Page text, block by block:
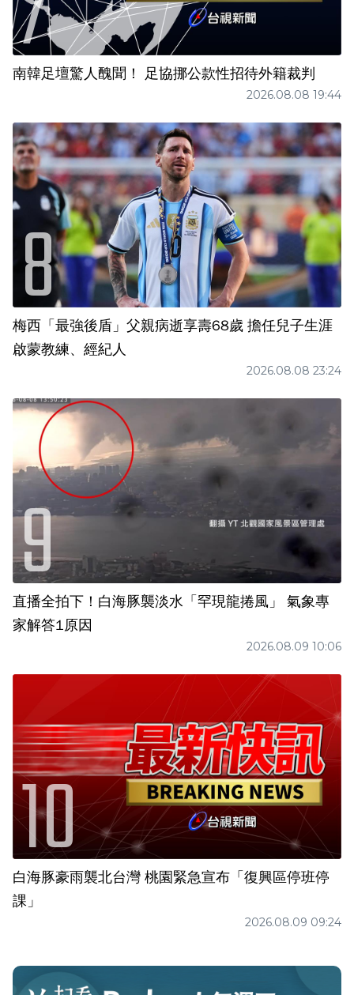
南韓足壇驚人醜聞！ 足協挪公款性招待外籍裁判
2026.08.08 19:44
梅西「最強後盾」父親病逝享壽68歲 擔任兒子生涯
啟蒙教練、經紀人
2026.08.08 23:24
直播全拍下！白海豚襲淡水「罕現龍捲風」 氣象專
家解答1原因
2026.08.09 10:06
白海豚豪雨襲北台灣 桃園緊急宣布「復興區停班停
課」
2026.08.09 09:24